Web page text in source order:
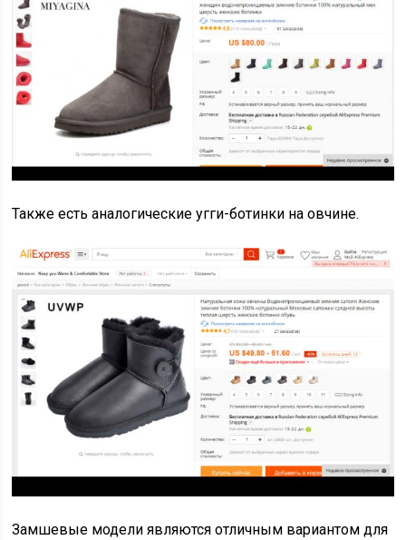
Также есть аналогические угги-ботинки на овчине.
Замшевые модели являются отличным вариантом для